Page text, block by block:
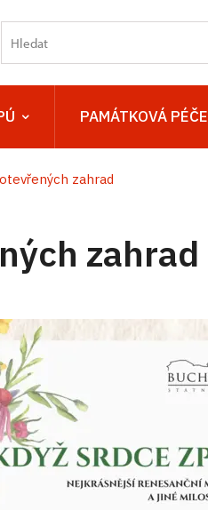
PAMÁTKOVÁ PÉČE
zahrad
zahrad